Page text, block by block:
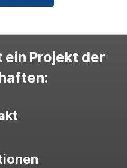
ein Projekt der